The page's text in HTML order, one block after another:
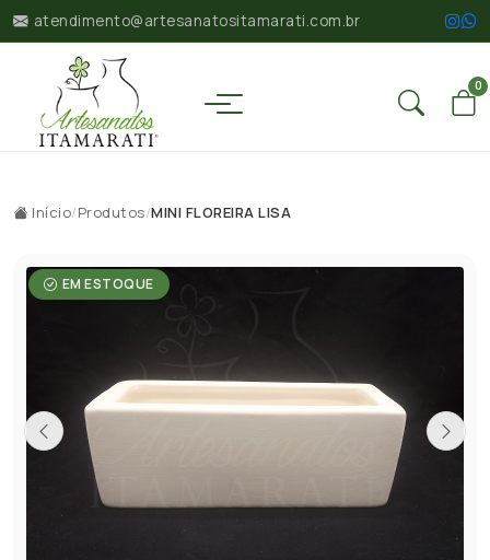
atendimento@artesanatositamarati.com.br
0
Início/Produtos/MINI FLOREIRA LISA
EM ESTOQUE